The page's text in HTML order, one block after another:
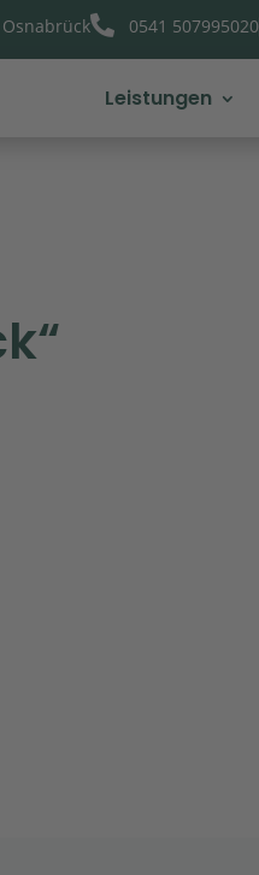
Osnabrück 0541 507995020
Leistungen